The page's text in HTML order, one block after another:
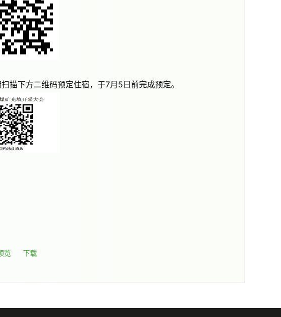
描下方二维码预定住宿，于7月5日前完成预定。
览 下载